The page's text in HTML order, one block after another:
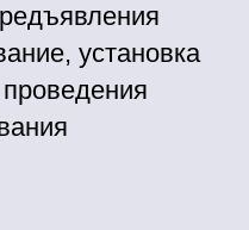
установка